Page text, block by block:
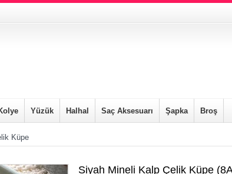
Yüzük Halhal Saç Aksesuarı Şapka Broş
Küpe
Siyah Mineli Kalp Çelik Küpe